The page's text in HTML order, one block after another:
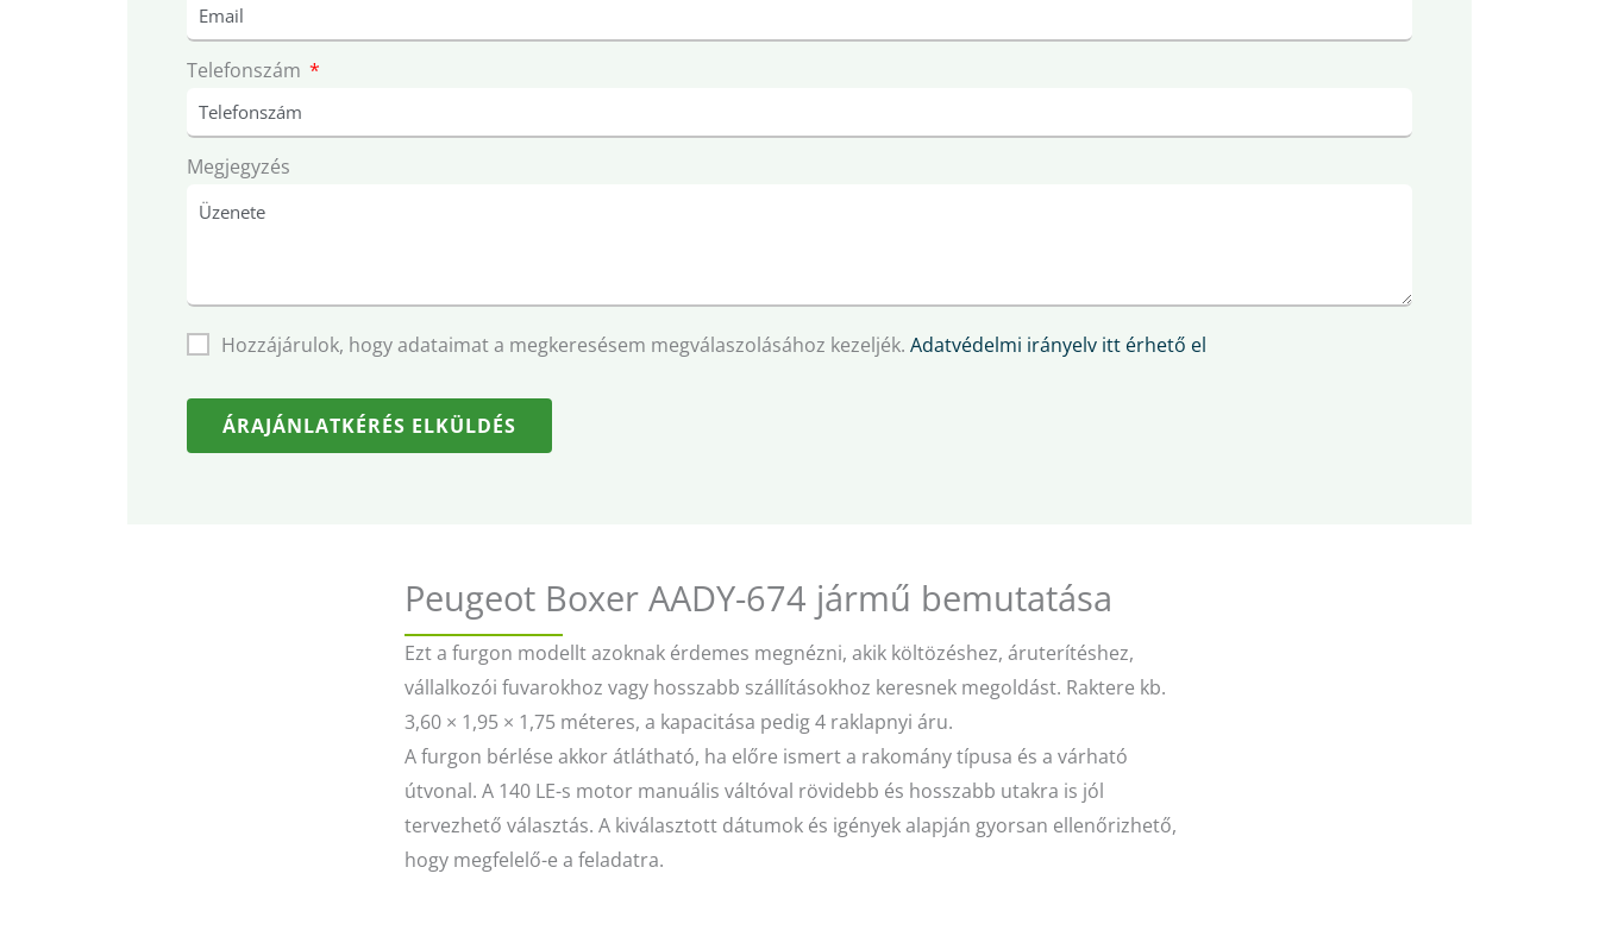
Telefonszám
Megjegyzés
Hozzájárulok, hogy adataimat a megkeresésem megválaszolásához kezeljék. Adatvédelmi irányelv itt érhető el
ÁRAJÁNLATKÉRÉS ELKÜLDÉS
Peugeot Boxer AADY-674 jármű bemutatása
Ezt a furgon modellt azoknak érdemes megnézni, akik költözéshez, áruterítéshez,
vállalkozói fuvarokhoz vagy hosszabb szállításokhoz keresnek megoldást. Raktere kb.
3,60 × 1,95 × 1,75 méteres, a kapacitása pedig 4 raklapnyi áru.
A furgon bérlése akkor átlátható, ha előre ismert a rakomány típusa és a várható
útvonal. A 140 LE-s motor manuális váltóval rövidebb és hosszabb utakra is jól
tervezhető választás. A kiválasztott dátumok és igények alapján gyorsan ellenőrizhető,
hogy megfelelő-e a feladatra.